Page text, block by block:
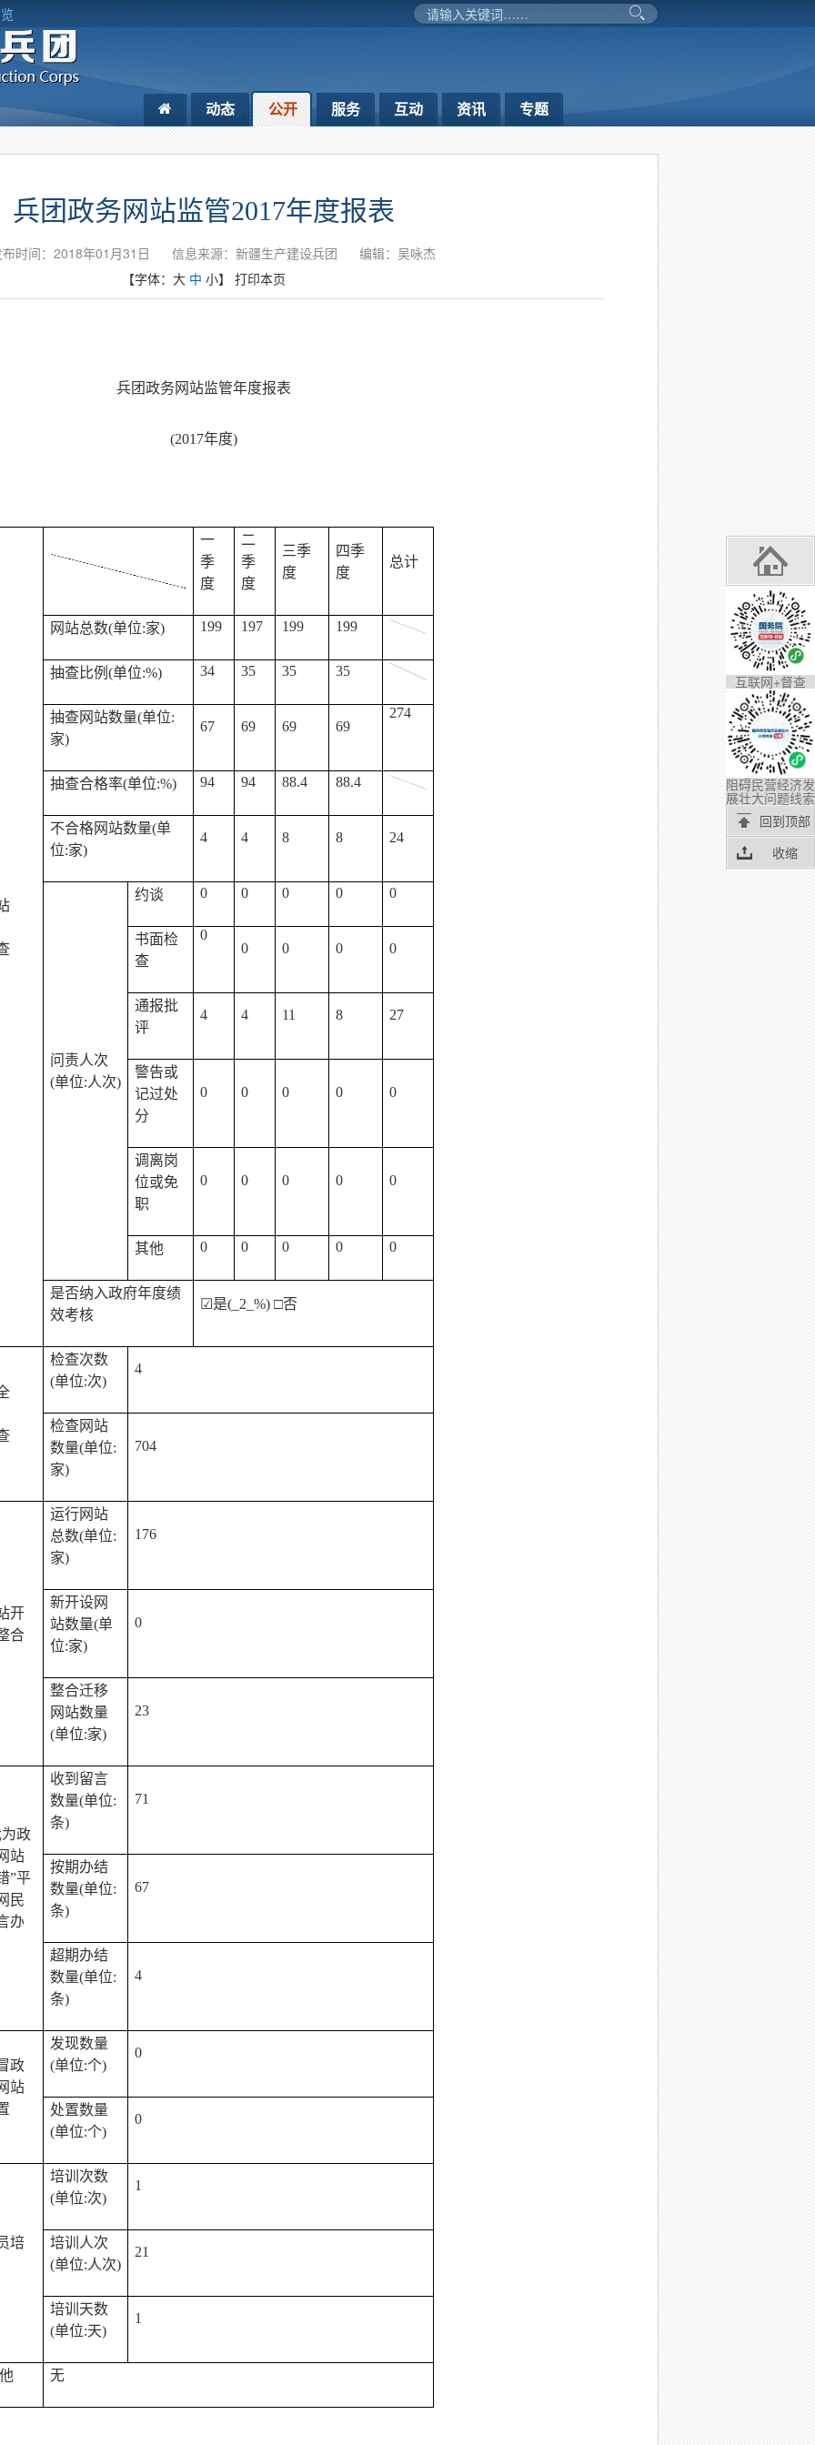
动态 公开 服务 互动 资讯 专题
兵团政务网站监管2017年度报表
时间：2018年01月31日 信息来源：新疆生产建设兵团
编辑：吴咏杰
【字体： 大 中 小】 打印本页
兵团政务网站监管年度报表
(2017年度)
一
季
度
二
季
度
三季
度
四季
度
总计
网站总数(单位:家) 199 197 199 199
抽查比例(单位:%) 34 35 35 35
抽查网站数量(单位:
家)
67 69 69 69
274
抽查合格率(单位:%) 94 94 88.4 88.4
不合格网站数量(单
位:家)
4 4 8 8 24
问责人次
(单位:人次)
约谈 0 0 0 0 0
书面检
查
0
0
0 0 0
通报批
评
4 4 11 8 27
警告或
记过处
分
0 0 0 0 0
调离岗
位或免
职
0 0 0 0 0
其他 0 0 0 0 0
是否纳入政府年度绩
效考核
☑是( _2_%) □否
检查次数
(单位:次)
4
检查网站
数量(单位:
家)
704
开
合
运行网站
总数(单位:
家)
176
新开设网
站数量(单
位:家)
0
整合迁移
网站数量
(单位:家)
23
为政
站
”平
民
办
收到留言
数量(单位:
条)
71
按期办结
数量(单位:
条)
67
超期办结
数量(单位:
条)
4
政
站
发现数量
(单位:个)
0
处置数量
(单位:个)
0
培
培训次数
(单位:次)
1
培训人次
(单位:人次)
21
培训天数
(单位:天)
1
无
互联网+督查
阻碍民营经济发
展壮大问题线索
回到顶部
收缩